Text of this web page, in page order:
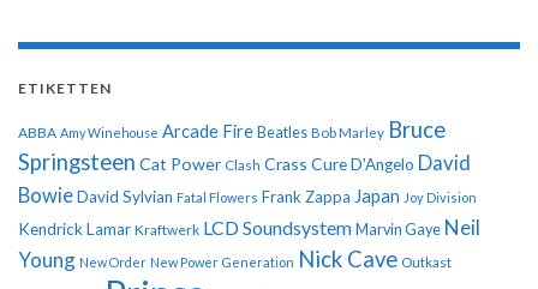
ETIKETTEN
ABBA Amy Winehouse Arcade Fire Beatles Bob Marley Bruce
Springsteen Cat Power Clash Crass CureD'Angelo David
BowieDavid Sylvian Fatal Flowers Frank Zappa Japan Joy Division
Kendrick Lamar Kraftwerk LCD Soundsystem Marvin Gaye Neil
Young New Order New Power Generation Nick Cave Outkast